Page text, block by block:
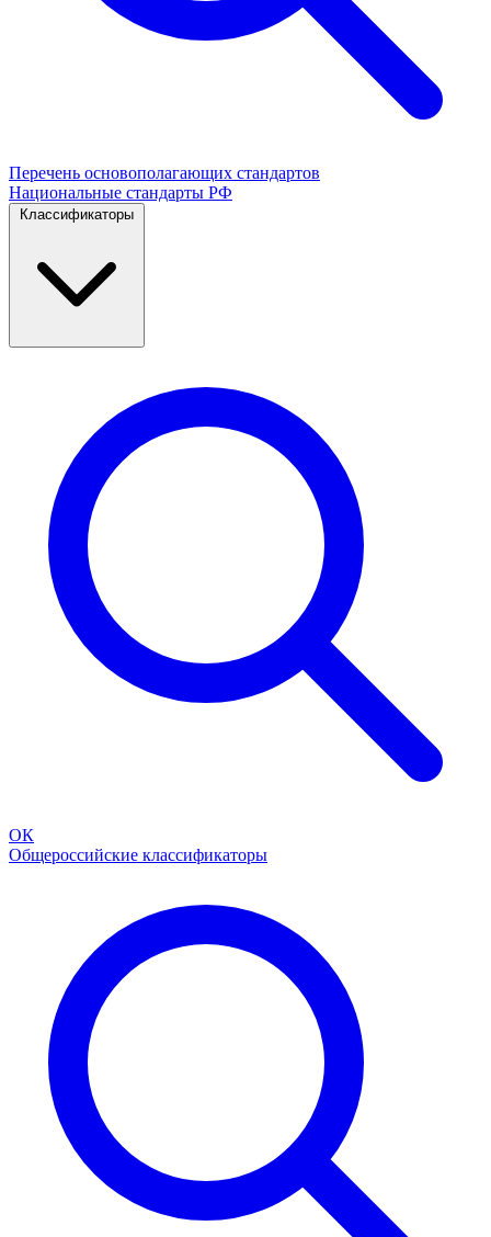
Перечень основополагающих стандартов
Национальные стандарты РФ
Классификаторы
ОК
Общероссийские классификаторы